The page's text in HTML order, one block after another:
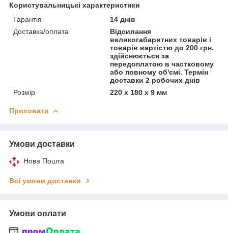
Користувальницькі характеристики
Гарантія
14 днів
Доставка/оплата
Відсилання
великогабаритних товарів і
товарів вартістю до 200 грн.
здійснюється за
передоплатою в частковому
або повному об'ємі. Термін
доставки 2 робочих днів
Розмір
220 x 180 x 9 мм
Приховати
Умови доставки
Нова Пошта
Всі умови доставки
Умови оплати